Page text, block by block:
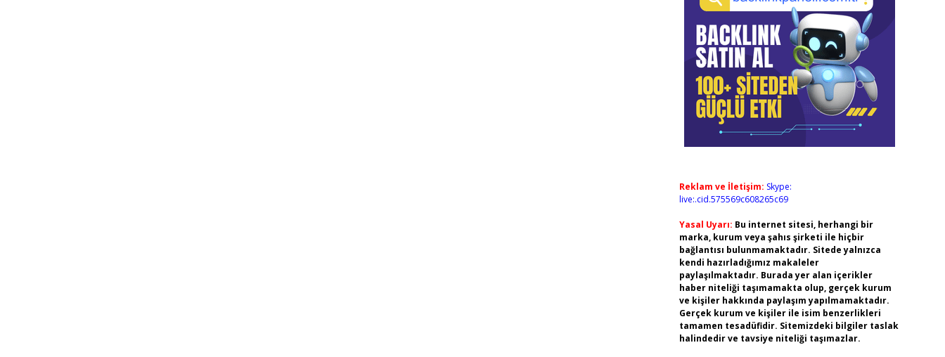
Reklam ve İletişim: Skype:
live:.cid.575569c608265c69
Yasal Uyarı: Bu internet sitesi, herhangi bir
marka, kurum veya şahıs şirketi ile hiçbir
bağlantısı bulunmamaktadır. Sitede yalnızca
kendi hazırladığımız makaleler
paylaşılmaktadır. Burada yer alan içerikler
haber niteliği taşımamakta olup, gerçek kurum
ve kişiler hakkında paylaşım yapılmamaktadır.
Gerçek kurum ve kişiler ile isim benzerlikleri
tamamen tesadüfidir. Sitemizdeki bilgiler taslak
halindedir ve tavsiye niteliği taşımazlar.